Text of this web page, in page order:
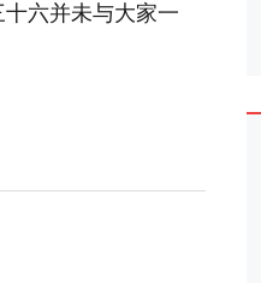
六并未与大家一